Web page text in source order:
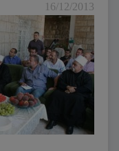
16/12/2013